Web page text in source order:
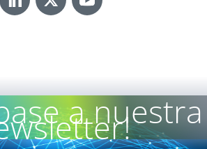
a nuestra